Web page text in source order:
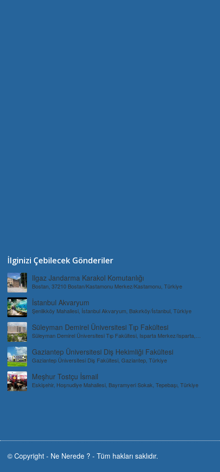
İlginizi Çebilecek Gönderiler
Ilgaz Jandarma Karakol Komutanlığı
Bostan, 37210 Bostan/Kastamonu Merkez/Kastamonu, Türkiye
İstanbul Akvaryum
Şenlikköy Mahallesi, İstanbul Akvaryum, Bakırköy/İstanbul, Türkiye
Süleyman Demirel Üniversitesi Tıp Fakültesi
Süleyman Demirel Üniversitesi Tıp Fakültesi, Isparta Merkez/Isparta,
Gaziantep Üniversitesi Diş Hekimliği Fakültesi
Gaziantep Üniversitesi Diş Fakültesi, Gaziantep, Türkiye
Meşhur Tostçu İsmail
Eskişehir, Hoşnudiye Mahallesi, Bayramyeri Sokak, Tepebaşı, Türkiye
© Copyright - Ne Nerede ? - Tüm hakları saklıdır.